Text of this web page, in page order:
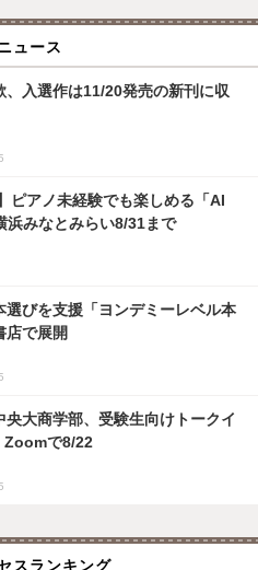
ュース
、入選作は11/20発売の新刊に収
ピアノ未経験でも楽しめる「AI
みなとみらい8/31まで
選びを支援「ヨンデミーレベル本
店で展開
央大商学部、受験生向けトークイ
Zoomで8/22
スランキング